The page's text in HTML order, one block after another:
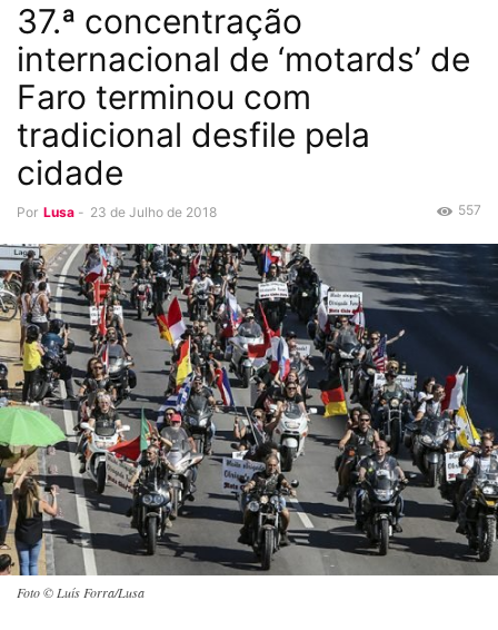
37.ª concentração
internacional de ‘motards’ de
Faro terminou com
tradicional desfile pela
cidade
Por Lusa - 23 de Julho de 2018 557
Foto © Luís Forra/Lusa